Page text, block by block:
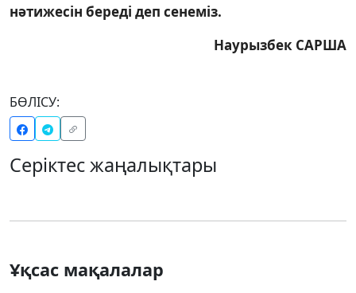
нәтижесін береді деп сенеміз.
Наурызбек САРША
БӨЛІСУ:
Серіктес жаңалықтары
Ұқсас мақалалар